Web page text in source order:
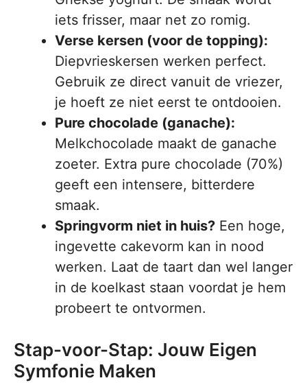
iets frisser, maar net zo romig.
Verse kersen (voor de topping):
Diepvrieskersen werken perfect.
Gebruik ze direct vanuit de vriezer,
je hoeft ze niet eerst te ontdooien.
Pure chocolade (ganache):
Melkchocolade maakt de ganache
zoeter. Extra pure chocolade (70%)
geeft een intensere, bitterdere
smaak.
Springvorm niet in huis? Een hoge,
ingevette cakevorm kan in nood
werken. Laat de taart dan wel langer
in de koelkast staan voordat je hem
probeert te ontvormen.
Stap-voor-Stap: Jouw Eigen
Symfonie Maken